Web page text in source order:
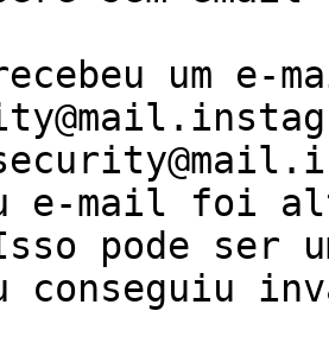
um e-
e-mail foi
pode ser
conseguiu